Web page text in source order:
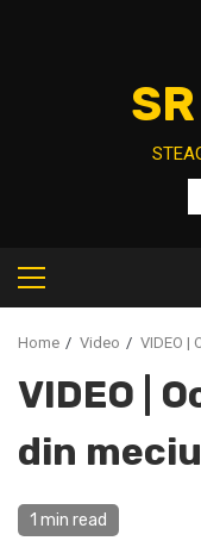
Primary
Menu
Home Video VIDEO |
VIDEO |
din
1 min read